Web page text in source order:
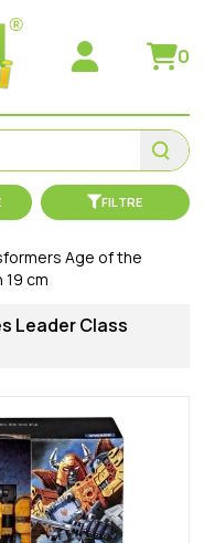
0
FILTRE
Age of the
19 cm
Leader Class